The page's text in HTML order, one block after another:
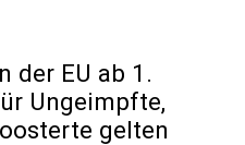
der EU ab 1.
Ungeimpfte,
gelten